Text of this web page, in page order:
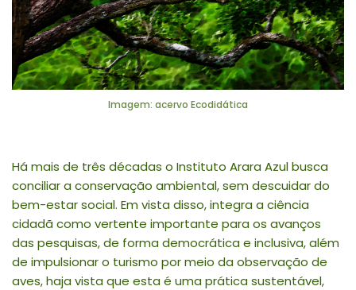
Imagem: acervo Ecodidática
Há mais de três décadas o Instituto Arara Azul busca
conciliar a conservação ambiental, sem descuidar do
bem-estar social. Em vista disso, integra a ciência
cidadã como vertente importante para os avanços
das pesquisas, de forma democrática e inclusiva, além
de impulsionar o turismo por meio da observação de
aves, haja vista que esta é uma prática sustentável,